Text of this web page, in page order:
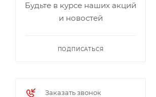
Будьте в курсе наших акций
и новостей
ПОДПИСАТЬСЯ
Заказать звонок